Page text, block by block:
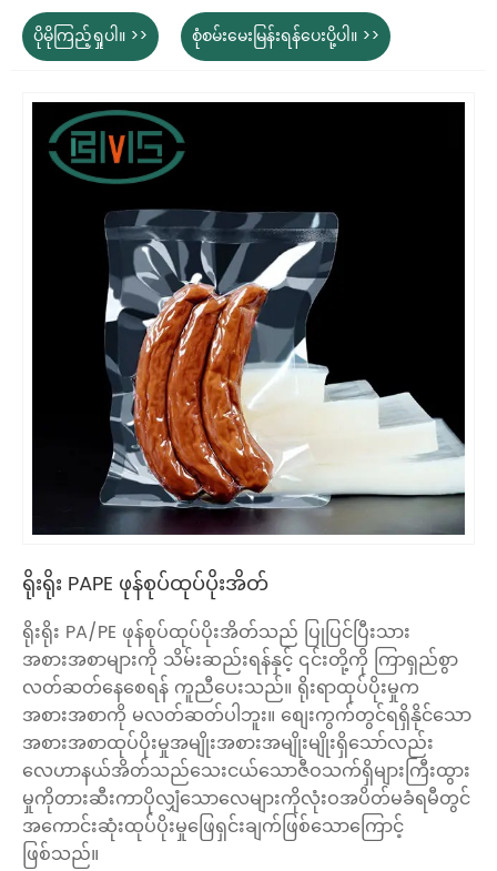
ပိုမိုကြည့်ရှုပါ။ >> စုံစမ်းမေးမြန်းရန်ပေးပို့ပါ။ >>
ရိုးရိုး PAPE ဖုန်စုပ်ထုပ်ပိုးအိတ်
ရိုးရိုး PA/PE ဖုန်စုပ်ထုပ်ပိုးအိတ်သည် ပြုပြင်ပြီးသား
အစားအစာများကို သိမ်းဆည်းရန်နှင့် ၎င်းတို့ကို ကြာရှည်စွာ
လတ်ဆတ်နေစေရန် ကူညီပေးသည်။ ရိုးရာထုပ်ပိုးမှုက
အစားအစာကို မလတ်ဆတ်ပါဘူး။ စျေးကွက်တွင်ရရှိနိုင်သော
အစားအစာထုပ်ပိုးမှုအမျိုးအစားအမျိုးမျိုးရှိသော်လည်း
လေဟာနယ်အိတ်သည်သေးငယ်သောဇီဝသက်ရှိများကြီးထွား
မှုကိုတားဆီးကာပိုလျှံသောလေများကိုလုံးဝအပိတ်မခံရမီတွင်
အကောင်းဆုံးထုပ်ပိုးမှုဖြေရှင်းချက်ဖြစ်သောကြောင့်
ဖြစ်သည်။